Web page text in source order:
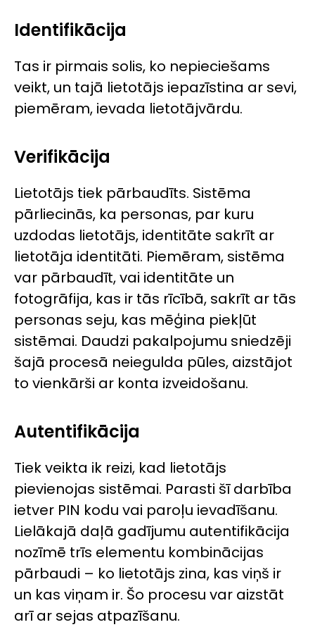
Identifikācija
Tas ir pirmais solis, ko nepieciešams
veikt, un tajā lietotājs iepazīstina ar sevi,
piemēram, ievada lietotājvārdu.
Verifikācija
Lietotājs tiek pārbaudīts. Sistēma
pārliecinās, ka personas, par kuru
uzdodas lietotājs, identitāte sakrīt ar
lietotāja identitāti. Piemēram, sistēma
var pārbaudīt, vai identitāte un
fotogrāfija, kas ir tās rīcībā, sakrīt ar tās
personas seju, kas mēģina piekļūt
sistēmai. Daudzi pakalpojumu sniedzēji
šajā procesā neiegulda pūles, aizstājot
to vienkārši ar konta izveidošanu.
Autentifikācija
Tiek veikta ik reizi, kad lietotājs
pievienojas sistēmai. Parasti šī darbība
ietver PIN kodu vai paroļu ievadīšanu.
Lielākajā daļā gadījumu autentifikācija
nozīmē trīs elementu kombinācijas
pārbaudi – ko lietotājs zina, kas viņš ir
un kas viņam ir. Šo procesu var aizstāt
arī ar sejas atpazīšanu.